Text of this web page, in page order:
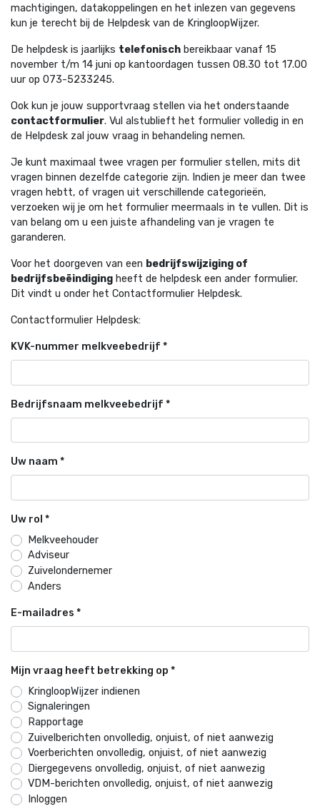
machtigingen, datakoppelingen en het inlezen van gegevens
kun je terecht bij de Helpdesk van de KringloopWijzer.
De helpdesk is jaarlijks telefonisch bereikbaar vanaf 15
november t/m 14 juni op kantoordagen tussen 08.30 tot 17.00
uur op 073-5233245.
Ook kun je jouw supportvraag stellen via het onderstaande
contactformulier. Vul alstublieft het formulier volledig in en
de Helpdesk zal jouw vraag in behandeling nemen.
Je kunt maximaal twee vragen per formulier stellen, mits dit
vragen binnen dezelfde categorie zijn. Indien je meer dan twee
vragen hebtt, of vragen uit verschillende categorieën,
verzoeken wij je om het formulier meermaals in te vullen. Dit is
van belang om u een juiste afhandeling van je vragen te
garanderen.
Voor het doorgeven van een bedrijfswijziging of
bedrijfsbeëindiging heeft de helpdesk een ander formulier.
Dit vindt u onder het Contactformulier Helpdesk.
Contactformulier Helpdesk:
KVK-nummer melkveebedrijf *
Bedrijfsnaam melkveebedrijf *
Uw naam *
Uw rol *
Melkveehouder
Adviseur
Zuivelondernemer
Anders
E-mailadres *
Mijn vraag heeft betrekking op *
KringloopWijzer indienen
Signaleringen
Rapportage
Zuivelberichten onvolledig, onjuist, of niet aanwezig
Voerberichten onvolledig, onjuist, of niet aanwezig
Diergegevens onvolledig, onjuist, of niet aanwezig
VDM-berichten onvolledig, onjuist, of niet aanwezig
Inloggen